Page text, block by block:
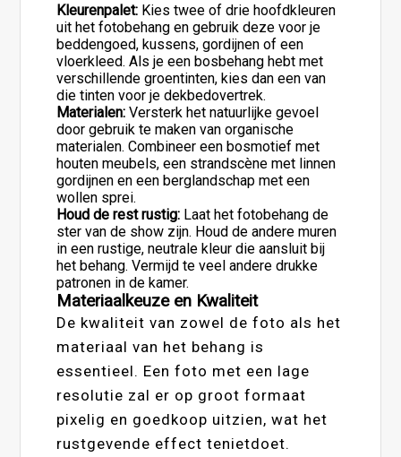
Kleurenpalet: Kies twee of drie hoofdkleuren
uit het fotobehang en gebruik deze voor je
beddengoed, kussens, gordijnen of een
vloerkleed. Als je een bosbehang hebt met
verschillende groentinten, kies dan een van
die tinten voor je dekbedovertrek.
Materialen: Versterk het natuurlijke gevoel
door gebruik te maken van organische
materialen. Combineer een bosmotief met
houten meubels, een strandscène met linnen
gordijnen en een berglandschap met een
wollen sprei.
Houd de rest rustig: Laat het fotobehang de
ster van de show zijn. Houd de andere muren
in een rustige, neutrale kleur die aansluit bij
het behang. Vermijd te veel andere drukke
patronen in de kamer.
Materiaalkeuze en Kwaliteit
De kwaliteit van zowel de foto als het
materiaal van het behang is
essentieel. Een foto met een lage
resolutie zal er op groot formaat
pixelig en goedkoop uitzien, wat het
rustgevende effect tenietdoet.